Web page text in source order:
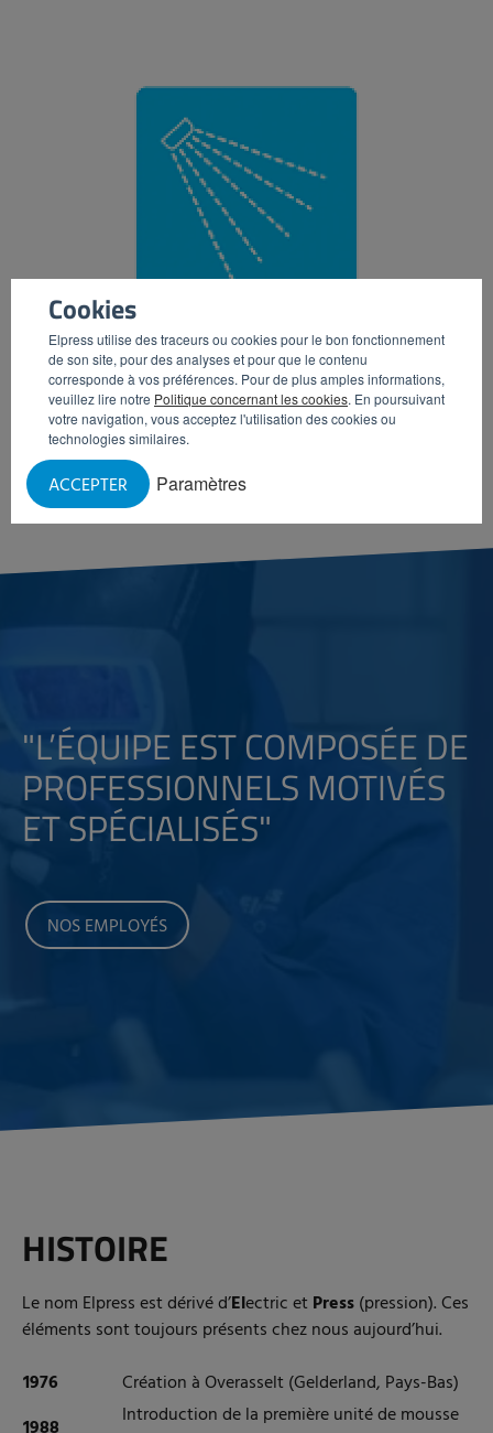
Cookies
Elpress utilise des traceurs ou cookies pour le bon fonctionnement
de son site, pour des analyses et pour que le contenu
corresponde à vos préférences. Pour de plus amples informations,
veuillez lire notre Politique concernant les cookies. En poursuivant
votre navigation, vous acceptez l'utilisation des cookies ou
technologies similaires.
Paramètres
ACCEPTER
Force mécanique
"L’ÉQUIPE EST COMPOSÉE DE
PROFESSIONNELS MOTIVÉS
ET SPÉCIALISÉS"
NOS EMPLOYÉS
HISTOIRE
Le nom Elpress est dérivé d’Electric et Press(pression). Ces
éléments sont toujours présents chez nous aujourd’hui.
1976
Création à Overasselt (Gelderland, Pays-Bas)
Introduction de la première unité de mousse